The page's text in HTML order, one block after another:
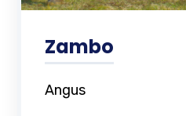
Zambo
Angus